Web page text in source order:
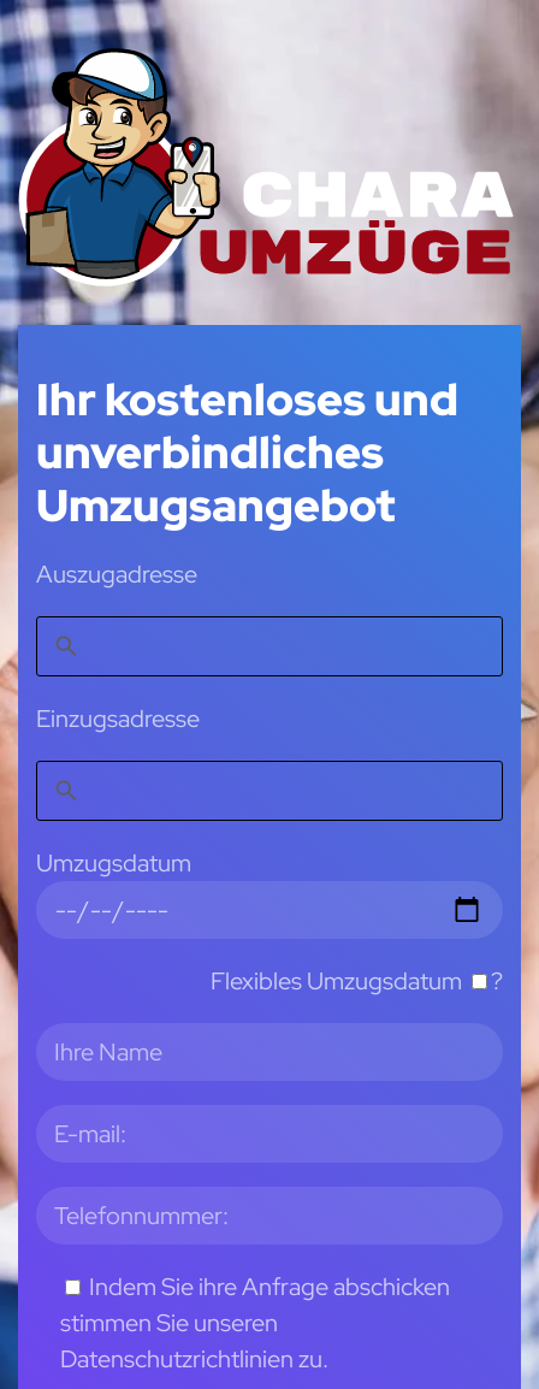
Ihr kostenloses und
unverbindliches
Umzugsangebot
Auszugadresse
Einzugsadresse
Umzugsdatum
Flexibles Umzugsdatum ?
Indem Sie ihre Anfrage abschicken
stimmen Sie unseren
Datenschutzrichtlinien zu.